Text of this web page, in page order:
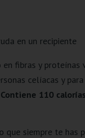
fibras y proteínas
celíacas y
Contiene 110
que siempre te has